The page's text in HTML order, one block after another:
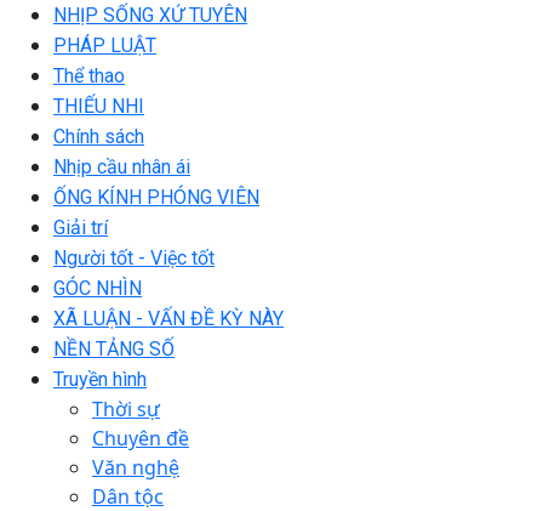
NHỊP SỐNG XỨ TUYÊN
PHÁP LUẬT
Thể thao
THIẾU NHI
Chính sách
Nhịp cầu nhân ái
ỐNG KÍNH PHÓNG VIÊN
Giải trí
Người tốt - Việc tốt
GÓC NHÌN
XÃ LUẬN - VẤN ĐỀ KỲ NÀY
NỀN TẢNG SỐ
Truyền hình
Thời sự
Chuyên đề
Văn nghệ
Dân tộc